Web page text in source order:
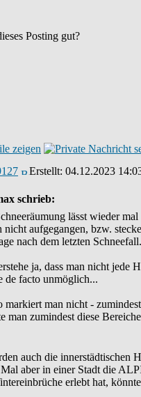
Posting gut?
Erstellt: 04.12.2023
schrieb:
lässt wieder
nicht aufgegangen, bzw.
nach dem letzten
ja, dass man nicht jede
de facto unmöglich...
markiert man nicht -
man zumindest diese
auch die innerstädtischen
aber in einer Stadt die
erlebt hat,